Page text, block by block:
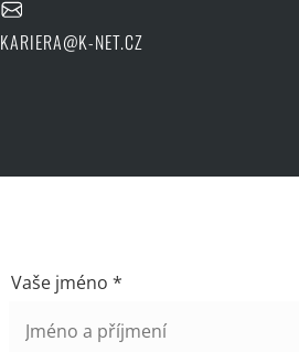
KARIERA@K-NET.CZ
Vaše jméno *